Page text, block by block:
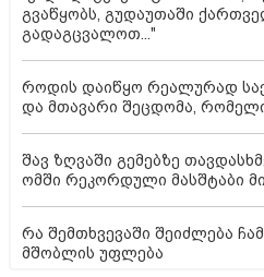
გვაწყობს, გუდაუთაში
გადაგცვალოთ..."
როდის დაიწყო რეალურად
და მთავარი შეცდომა,
შავ ზღვაში გემებზე
ომში რეკორდული მასშტაბი
რა შემთხვევაში შეიძლება
მშობლის უფლება